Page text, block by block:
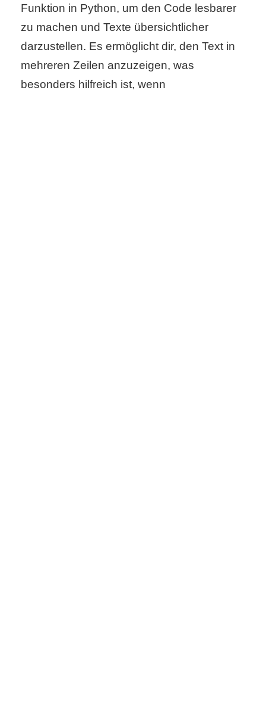
Funktion in Python, um den Code lesbarer
zu machen und Texte übersichtlicher
darzustellen. Es ermöglicht dir, den Text in
mehreren Zeilen anzuzeigen, was
besonders hilfreich ist, wenn